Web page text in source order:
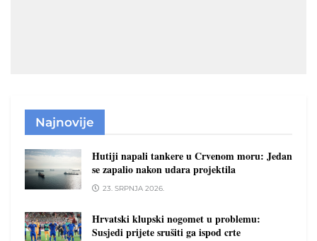
Najnovije
Hutiji napali tankere u Crvenom moru: Jedan
se zapalio nakon udara projektila
23. SRPNJA 2026.
Hrvatski klupski nogomet u problemu:
Susjedi prijete srušiti ga ispod crte